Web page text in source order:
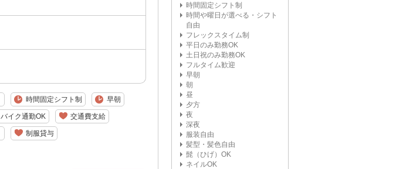
時間固定シフト制 早朝
バイク通勤OK 交通費支給
制服貸与
時間固定シフト制
時間や曜日が選べる・シフト
自由
フレックスタイム制
平日のみ勤務OK
土日祝のみ勤務OK
フルタイム歓迎
早朝
朝
昼
夕方
夜
深夜
服装自由
髪型・髪色自由
髭（ひげ）OK
ネイルOK